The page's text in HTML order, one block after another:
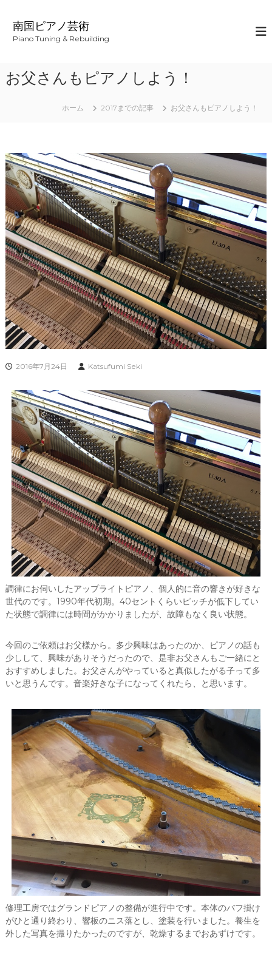
ス
南国ピアノ芸術
Piano Tuning & Rebuilding
お父さんもピアノしよう！
ホーム 2017までの記事 お父さんもピアノしよう！
2016年7月24日 Katsufumi Seki
調律にお伺いしたアップライトピアノ、個人的に音の響きが好きな
世代のです。1990年代初期。40セントくらいピッチが低下してい
た状態で調律には時間がかかりましたが、故障もなく良い状態。
今回のご依頼はお父様から。多少興味はあったのか、ピアノの話も
少しして、興味がありそうだったので、是非お父さんもご一緒にと
おすすめしました。お父さんがやっていると真似したがる子って多
いと思うんです。音楽好きな子になってくれたら、と思います。
修理工房ではグランドピアノの整備が進行中です。本体のバフ掛け
がひと通り終わり、響板のニス落とし、塗装を行いました。養生を
外した写真を撮りたかったのですが、乾燥するまでおあずけです。